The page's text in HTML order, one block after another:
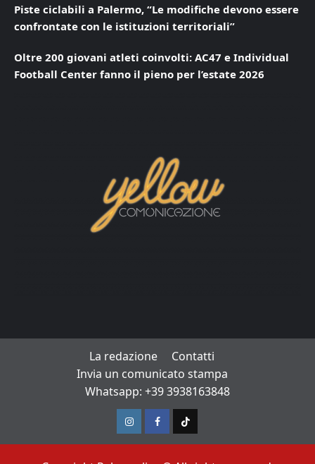
Piste ciclabili a Palermo, “Le modifiche devono essere
confrontate con le istituzioni territoriali”
Oltre 200 giovani atleti coinvolti: AC47 e Individual
Football Center fanno il pieno per l’estate 2026
La redazione
Contatti
Invia un comunicato stampa
Whatsapp: +39 3938163848
InstagramFacebook
TikTok